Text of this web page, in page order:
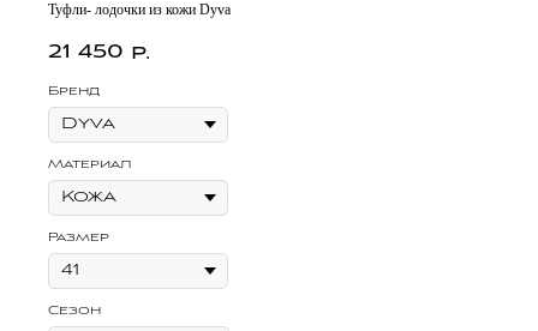
Туфли- лодочки из кожи Dyva
21 450 р.
Бренд
Материал
Размер
Сезон